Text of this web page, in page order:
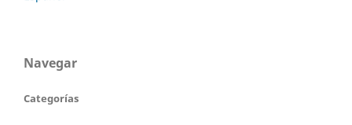
Navegar
Categorías